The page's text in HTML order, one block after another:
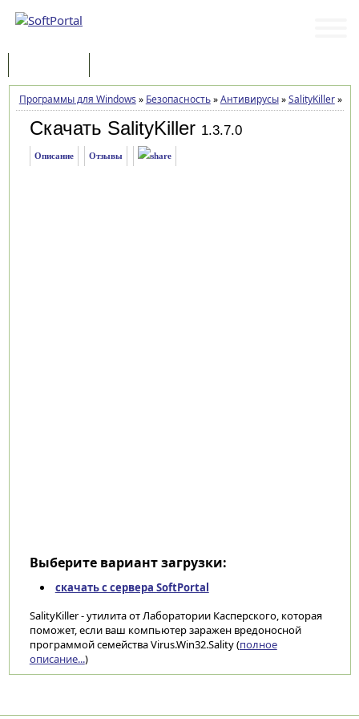
Программы для Windows » Безопасность»Антивирусы»SalityKiller»
Скачать SalityKiller 1.3.7.0
Описание Отзывы
Выберите вариант загрузки:
скачать с сервера SoftPortal
SalityKiller - утилита от Лаборатории Касперского, которая
поможет, если ваш компьютер заражен вредоносной
программой семейства Virus.Win32.Sality (полное
описание...)